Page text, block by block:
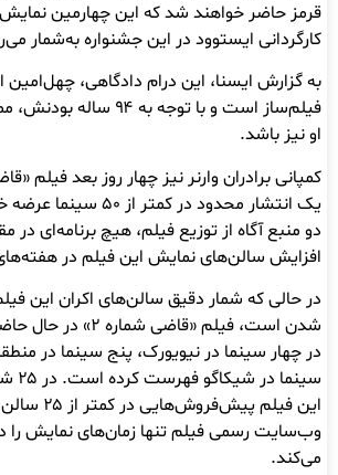
قرمز حاضر خواهند شد که این چهارمین
کارگردانی ایستوود در این جشنواره به‌شمار
به گزارش ایسنا، این درام دادگاهی، چهل‌امین
فیلم‌ساز است و با توجه به
او نیز باشد.
یک انتشار محدود در کمتر
دو منبع آگاه از توزیع فیلم، هیچ برنامه‌ای در
افزایش سالن‌های نمایش این فیلم در
در حالی که شمار دقیق سالن‌های اکران این
شدن است، فیلم «قاضی
در چهار سینما در نیویورک، پنج سینما در
این فیلم
می‌کند.